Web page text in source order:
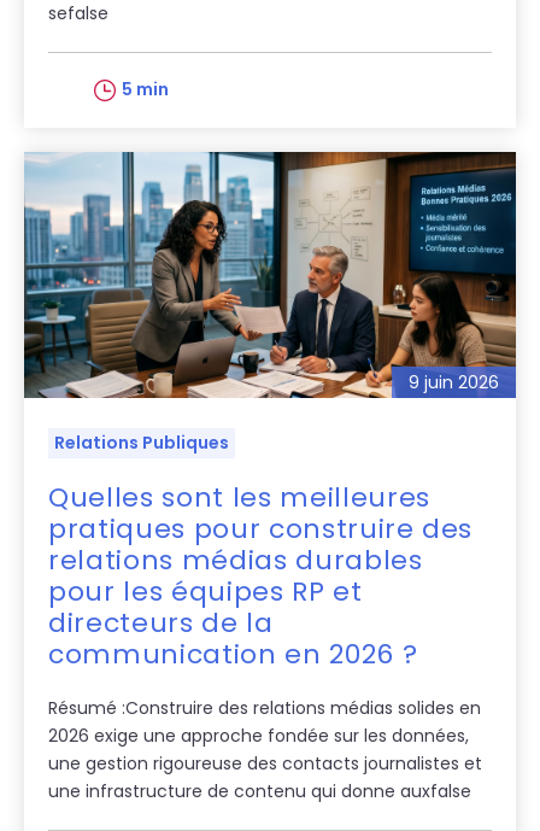
sefalse
5 min
9 juin 2026
Relations Publiques
Quelles sont les meilleures
pratiques pour construire des
relations médias durables
pour les équipes RP et
directeurs de la
communication en 2026 ?
Résumé :Construire des relations médias solides en
2026 exige une approche fondée sur les données,
une gestion rigoureuse des contacts journalistes et
une infrastructure de contenu qui donne auxfalse